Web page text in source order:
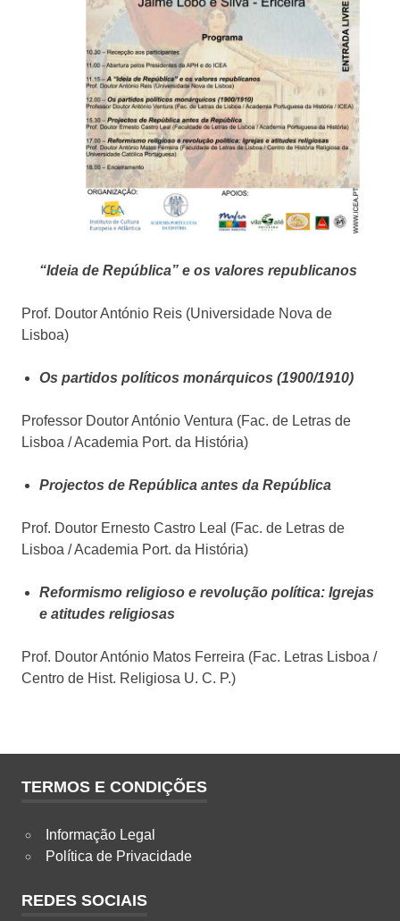
“Ideia de República” e os valores republicanos
Prof. Doutor António Reis (Universidade Nova de
Lisboa)
Os partidos políticos monárquicos (1900/1910)
Professor Doutor António Ventura (Fac. de Letras de
Lisboa / Academia Port. da História)
Projectos de República antes da República
Prof. Doutor Ernesto Castro Leal (Fac. de Letras de
Lisboa / Academia Port. da História)
Reformismo religioso e revolução política: Igrejas
e atitudes religiosas
Prof. Doutor António Matos Ferreira (Fac. Letras Lisboa /
Centro de Hist. Religiosa U. C. P.)
TERMOS E CONDIÇÕES
Informação Legal
Política de Privacidade
REDES SOCIAIS